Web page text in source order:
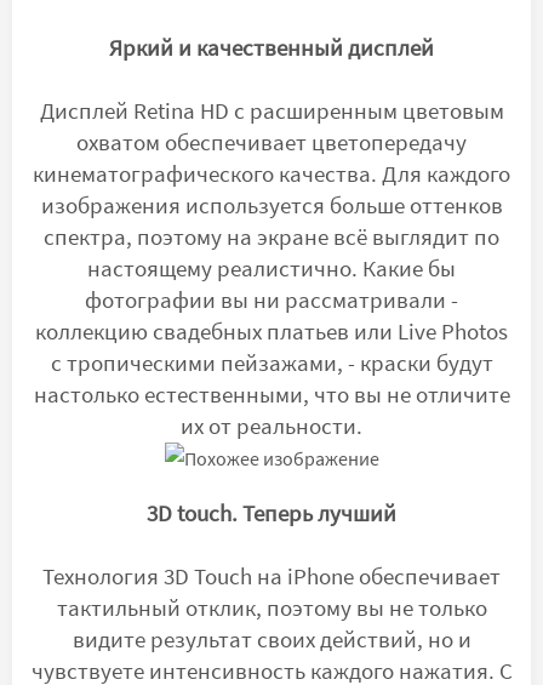
Яркий и качественный дисплей
Дисплей Retina HD с расширенным цветовым
охватом обеспечивает цветопередачу
кинематографического качества. Для каждого
изображения используется больше оттенков
спектра, поэтому на экране всё выглядит по
настоящему реалистично. Какие бы
фотографии вы ни рассматривали -
коллекцию свадебных платьев или Live Photos
с тропическими пейзажами, - краски будут
настолько естественными, что вы не отличите
их от реальности.
3D touch. Теперь лучший
Технология 3D Touch на iPhone обеспечивает
тактильный отклик, поэтому вы не только
видите результат своих действий, но и
чувствуете интенсивность каждого нажатия. С